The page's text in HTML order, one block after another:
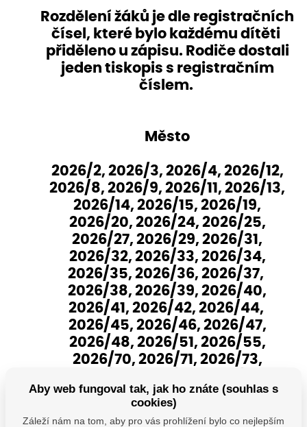
Rozdělení žáků je dle registračních
čísel, které bylo každému dítěti
přiděleno u zápisu. Rodiče dostali
jeden tiskopis s registračním
číslem.
Město
2026/2, 2026/3, 2026/4, 2026/12,
2026/8, 2026/9, 2026/11, 2026/13,
2026/14, 2026/15, 2026/19,
2026/20, 2026/24, 2026/25,
2026/27, 2026/29, 2026/31,
2026/32, 2026/33, 2026/34,
2026/35, 2026/36, 2026/37,
2026/38, 2026/39, 2026/40,
2026/41, 2026/42, 2026/44,
2026/45, 2026/46, 2026/47,
2026/48, 2026/51, 2026/55,
2026/70, 2026/71, 2026/73,
Aby web fungoval tak, jak ho znáte (souhlas s
cookies)
Záleží nám na tom, aby pro vás prohlížení bylo co nejlepším